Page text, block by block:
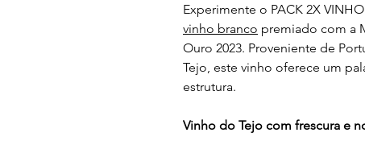
Experimente o PACK 2X
vinho branco premiado com a
Ouro 2023. Proveniente de
Tejo, este vinho oferece um
estrutura.
Vinho do Tejo com frescura e